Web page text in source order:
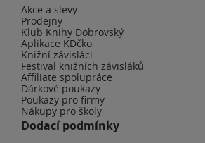
Akce a slevy
Prodejny
Klub Knihy Dobrovský
Aplikace KDčko
Knižní závisláci
Festival knižních závisláků
Affiliate spolupráce
Dárkové poukazy
Poukazy pro firmy
Nákupy pro školy
Dodací podmínky